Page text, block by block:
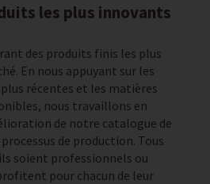
les plus innovants
des produits finis les plus
En nous appuyant sur les
récentes et les matières
nous travaillons en
de notre catalogue de
de production. Tous
soient professionnels ou
pour chacun de leur